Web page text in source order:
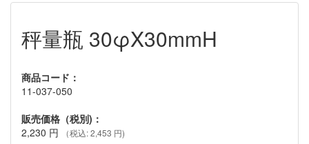
秤量瓶 30φX30mmH
商品コード：
11-037-050
販売価格（税別)：
2,230 円 （税込: 2,453 円)